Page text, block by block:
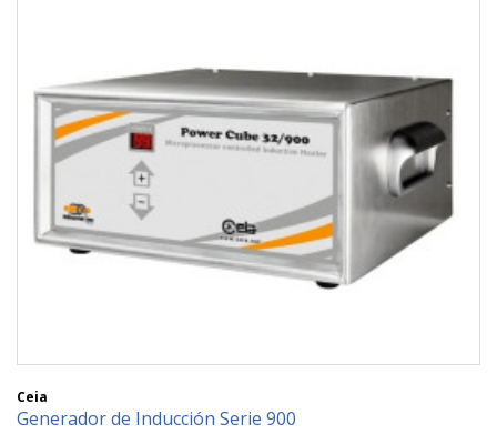
Ceia
Generador de Inducción Serie 900